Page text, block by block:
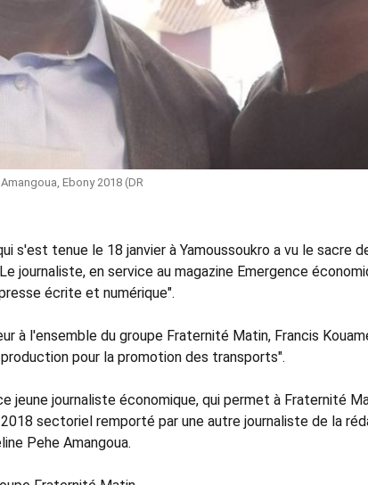
Ebony 2018 (DR
s'est tenue le 18 janvier à Yamoussoukro a vu le sacre
journaliste, en service au magazine Emergence
écrite et numérique".
à l'ensemble du groupe Fraternité Matin, Francis
pour la promotion des transports".
jeune journaliste économique, qui permet à Fraternité
sectoriel remporté par une autre journaliste de la
Pehe Amangoua.